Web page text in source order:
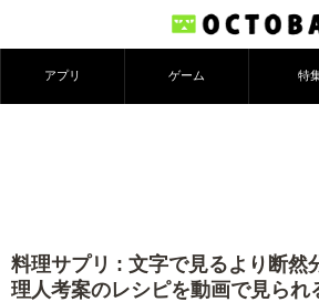
アプリ ゲーム 特
料理サプリ : 文字で見るより断然
理人考案のレシピを動画で見られ